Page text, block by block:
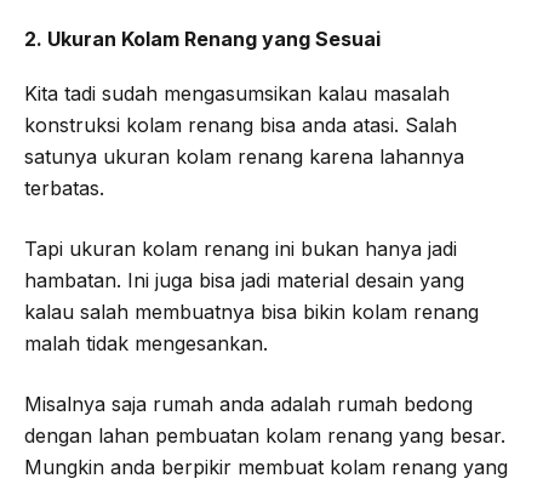
2. Ukuran Kolam Renang yang Sesuai
Kita tadi sudah mengasumsikan kalau masalah
konstruksi kolam renang bisa anda atasi. Salah
satunya ukuran kolam renang karena lahannya
terbatas.
Tapi ukuran kolam renang ini bukan hanya jadi
hambatan. Ini juga bisa jadi material desain yang
kalau salah membuatnya bisa bikin kolam renang
malah tidak mengesankan.
Misalnya saja rumah anda adalah rumah bedong
dengan lahan pembuatan kolam renang yang besar.
Mungkin anda berpikir membuat kolam renang yang